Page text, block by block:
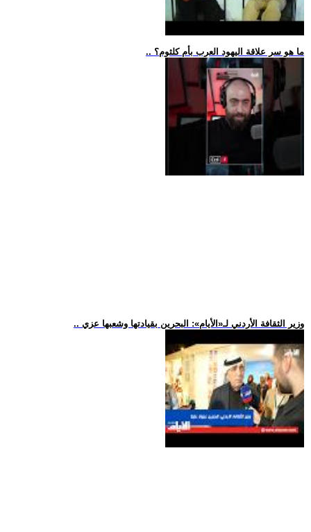
.. ما هو سر علاقة اليهود العرب بأم كلثوم؟
.. وزير الثقافة الأردني لـ«الأيام»: البحرين بقيادتها وشعبها عزي